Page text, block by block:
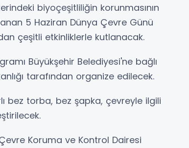
biyoçeşitliliğin korunmasının
5 Haziran Dünya Çevre Günü
çeşitli etkinliklerle kutlanacak.
Büyükşehir Belediyesi'ne bağlı
tarafından organize edilecek.
bez torba, bez şapka, çevreyle ilgili
Koruma ve Kontrol Dairesi